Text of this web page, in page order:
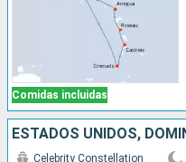
Comidas incluidas
Celebrity Constellation